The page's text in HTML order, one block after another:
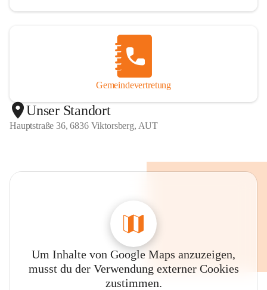
Gemeindevertretung
Unser Standort
Hauptstraße 36, 6836 Viktorsberg, AUT
Um Inhalte von Google Maps anzuzeigen,
musst du der Verwendung externer Cookies
zustimmen.